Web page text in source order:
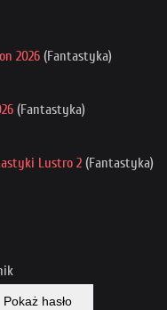
2026 (Fantastyka)
(Fantastyka)
Lustro 2 (Fantastyka)
Pokaż hasło